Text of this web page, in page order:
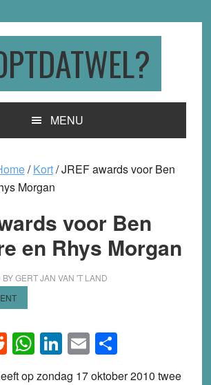
MENU
/ Kort/JREF awards voor Ben
Morgan
voor Ben
en Rhys Morgan
BYGERT JAN VAN 'T LAND
Reddit
WhatsApp
LinkedIn
EmailShare
op zondag 17 oktober 2010 twee